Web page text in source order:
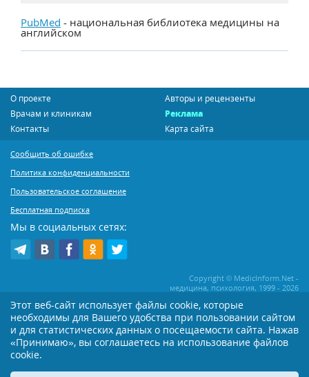
PubMed - национальная библиотека медицины на
английском
О проекте
Авторы и рецензенты
Врачам и клиникам
Реклама
Контакты
Карта сайта
Сообщить об ошибке
Политика конфиденциальности
Пользовательское соглашение
Бесплатная подписка
Мы в социальных сетях:
Copyright © MedicInform.Net -
медицина, психология, 1999 - 2026
Копирование или иное распространение статей нашего сайта строго
воспрещается. Копирование раздела "Новости" допускается при наличии
активной открытой для поисковиков ссылки на MedicInform.Net
Материалы на сайте представлены в справочных целях. Редакция не всегда
применением тех или иных рекомендаций настоятельно рекомендуется
Этот веб-сайт использует файлы cookie, которые
необходимы для Вашего удобства при пользовании сайтом
и для статистических данных о посещаемости сайта. Нажав
«Принимаю», вы соглашаетесь на использование файлов
cookie.